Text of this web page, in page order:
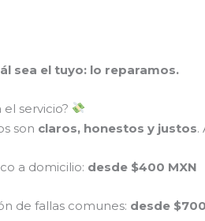
sea el tuyo: lo reparamos.
servicio?
son claros, honestos y justos.
a domicilio: desde $400 MXN
de fallas comunes: desde